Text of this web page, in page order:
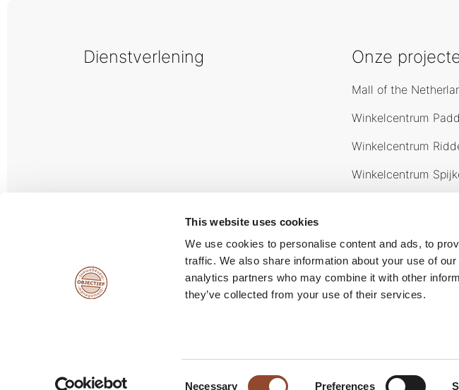
This website uses cookies
We use cookies to personalise content and ads, to
traffic. We also share information about your use of
analytics partners who may combine it with other
they’ve collected from your use of their services.
Necessary Preferences
Dienstverlening Onze
Mall of the
Winkelcentrum
Winkelcentrum
Winkelcentrum
© copyright Objectief Management Algemene voorwaardenCookiebeleid Privacy